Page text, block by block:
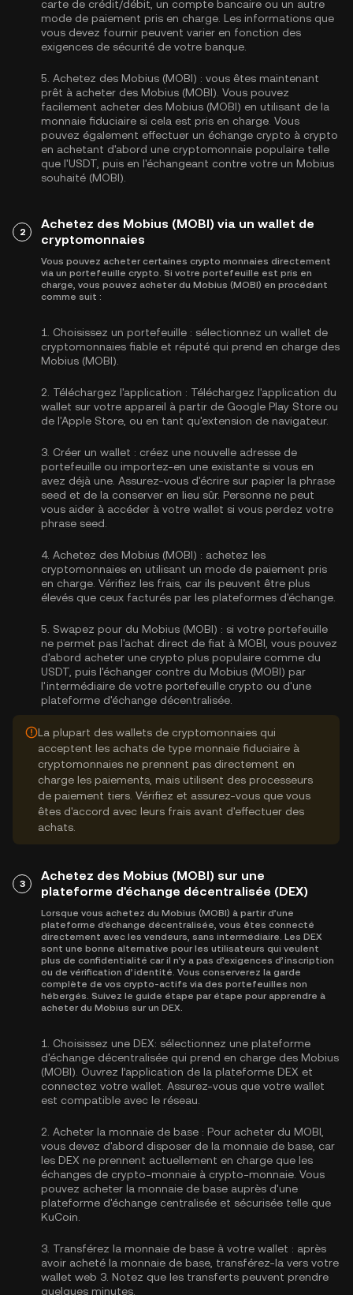
carte de crédit/débit, un compte bancaire ou un autre
mode de paiement pris en charge. Les informations que
vous devez fournir peuvent varier en fonction des
exigences de sécurité de votre banque.
5. Achetez des Mobius (MOBI) : vous êtes maintenant
prêt à acheter des Mobius (MOBI). Vous pouvez
facilement acheter des Mobius (MOBI) en utilisant de la
monnaie fiduciaire si cela est pris en charge. Vous
pouvez également effectuer un échange crypto à crypto
en achetant d'abord une cryptomonnaie populaire telle
que l'USDT , puis en l'échangeant contre votre un Mobius
souhaité (MOBI).
2
Achetez des Mobius (MOBI) via un wallet de
cryptomonnaies
Vous pouvez acheter certaines crypto monnaies directement
via un portefeuille crypto. Si votre portefeuille est pris en
charge, vous pouvez acheter du Mobius (MOBI) en procédant
comme suit :
1. Choisissez un portefeuille : sélectionnez un wallet de
cryptomonnaies fiable et réputé qui prend en charge des
Mobius (MOBI).
2. Téléchargez l'application : Téléchargez l'application du
wallet sur votre appareil à partir de Google Play Store ou
de l'Apple Store, ou en tant qu'extension de navigateur.
3. Créer un wallet : créez une nouvelle adresse de
portefeuille ou importez-en une existante si vous en
avez déjà une. Assurez-vous d'écrire sur papier la phrase
seed et de la conserver en lieu sûr. Personne ne peut
vous aider à accéder à votre wallet si vous perdez votre
phrase seed.
4. Achetez des Mobius (MOBI) : achetez les
cryptomonnaies en utilisant un mode de paiement pris
en charge. Vérifiez les frais, car ils peuvent être plus
élevés que ceux facturés par les plateformes d'échange.
5. Swapez pour du Mobius (MOBI) : si votre portefeuille
ne permet pas l'achat direct de fiat à MOBI, vous pouvez
d'abord acheter une crypto plus populaire comme du
USDT, puis l'échanger contre du Mobius (MOBI) par
l'intermédiaire de votre portefeuille crypto ou d'une
plateforme d'échange décentralisée.
La plupart des wallets de cryptomonnaies qui
acceptent les achats de type monnaie fiduciaire à
cryptomonnaies ne prennent pas directement en
charge les paiements, mais utilisent des processeurs
de paiement tiers. Vérifiez et assurez-vous que vous
êtes d'accord avec leurs frais avant d'effectuer des
achats.
3
Achetez des Mobius (MOBI) sur une
plateforme d'échange décentralisée (DEX)
Lorsque vous achetez du Mobius (MOBI) à partir d’une
plateforme d'échange décentralisée, vous êtes connecté
directement avec les vendeurs, sans intermédiaire. Les DEX
sont une bonne alternative pour les utilisateurs qui veulent
plus de confidentialité car il n’y a pas d’exigences d’inscription
ou de vérification d’identité. Vous conserverez la garde
complète de vos crypto-actifs via des portefeuilles non
hébergés. Suivez le guide étape par étape pour apprendre à
acheter du Mobius sur un DEX.
1. Choisissez une DEX: sélectionnez une plateforme
d'échange décentralisée qui prend en charge des Mobius
(MOBI). Ouvrez l’application de la plateforme DEX et
connectez votre wallet. Assurez-vous que votre wallet
est compatible avec le réseau.
2. Acheter la monnaie de base : Pour acheter du MOBI,
vous devez d'abord disposer de la monnaie de base, car
les DEX ne prennent actuellement en charge que les
échanges de crypto-monnaie à crypto-monnaie. Vous
pouvez acheter la monnaie de base auprès d'une
plateforme d'échange centralisée et sécurisée telle que
KuCoin.
3. Transférez la monnaie de base à votre wallet : après
avoir acheté la monnaie de base, transférez-la vers votre
wallet web 3. Notez que les transferts peuvent prendre
quelques minutes.